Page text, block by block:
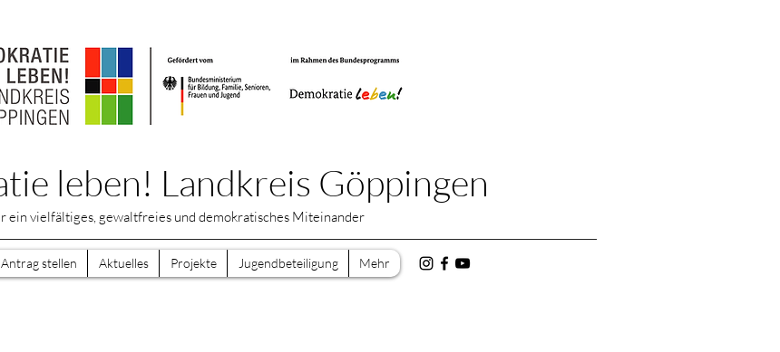
leben! Landkreis Göppingen
ein vielfältiges, gewaltfreies und demokratisches Miteinander
Antrag stellen Aktuelles Projekte Jugendbeteiligung Mehr